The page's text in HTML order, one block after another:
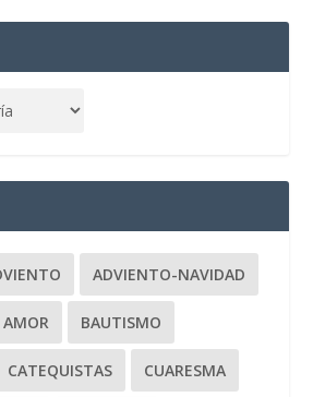
ADVIENTO-NAVIDAD
AMOR BAUTISMO
CATEQUISTAS CUARESMA